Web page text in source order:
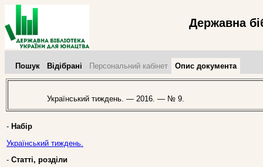
Державна
Пошук Відібрані Персональний кабінет Опис документа
Український тиждень. — 2016. — № 9.
- Набір
Український тиждень.
- Статті, розділи